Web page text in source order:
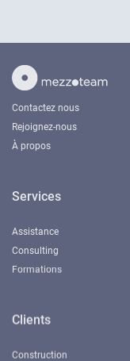
À propos
Services
Clients
Construction